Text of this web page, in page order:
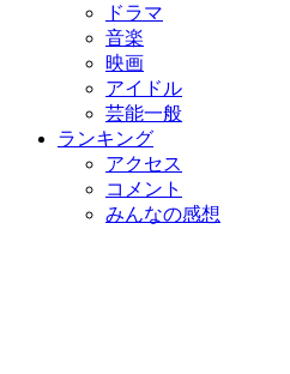
ドラマ
音楽
映画
アイドル
芸能一般
ランキング
アクセス
コメント
みんなの感想